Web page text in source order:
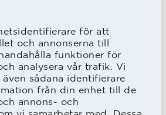
för att
och annonserna till
funktioner för
analysera vår trafik. Vi
sådana identifierare
från din enhet till de
annons- och